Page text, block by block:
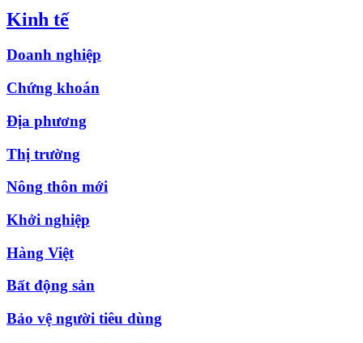
Kinh tế
Doanh nghiệp
Chứng khoán
Địa phương
Thị trường
Nông thôn mới
Khởi nghiệp
Hàng Việt
Bất động sản
Bảo vệ người tiêu dùng